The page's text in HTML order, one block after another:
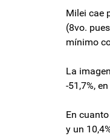
Milei cae
(8vo.
mínimo
La
-51,7%,
En
y un